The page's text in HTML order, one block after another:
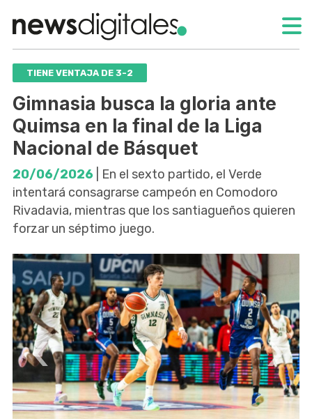
TIENE VENTAJA DE 3-2
Gimnasia busca la gloria ante
Quimsa en la final de la Liga
Nacional de Básquet
20/06/2026 | En el sexto partido, el Verde
intentará consagrarse campeón en Comodoro
Rivadavia, mientras que los santiagueños quieren
forzar un séptimo juego.
‹ ›